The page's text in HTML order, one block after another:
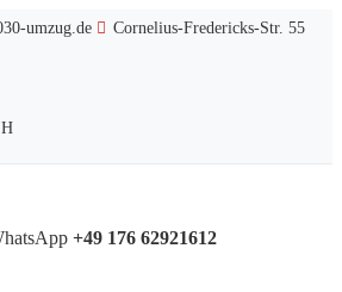
umzug.de
Cornelius-Fredericks-Str. 55
+49 176 62921612